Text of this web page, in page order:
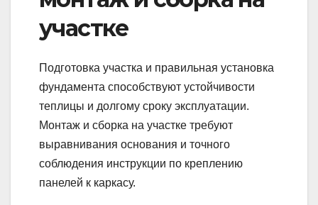
участке
Подготовка участка и правильная установка
фундамента способствуют устойчивости
теплицы и долгому сроку эксплуатации.
Монтаж и сборка на участке требуют
выравнивания основания и точного
соблюдения инструкции по креплению
панелей к каркасу.